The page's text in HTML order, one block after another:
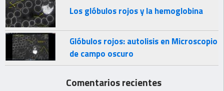
Los glóbulos rojos y la hemoglobina
Glóbulos rojos: autolisis en Microscopio
de campo oscuro
Comentarios recientes